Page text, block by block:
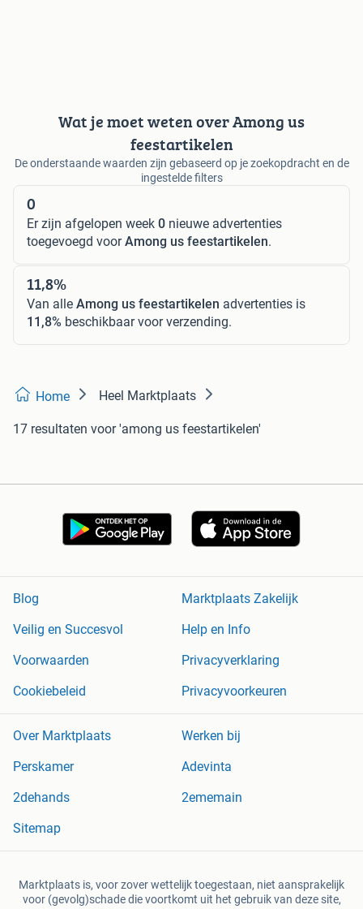
Wat je moet weten over Among us
feestartikelen
De onderstaande waarden zijn gebaseerd op je zoekopdracht en de
ingestelde filters
0
Er zijn afgelopen week 0 nieuwe advertenties
toegevoegd voorAmong us feestartikelen.
11,8%
Van alle Among us feestartikelen advertenties is
11,8% beschikbaar voor verzending.
Home Heel Marktplaats
17 resultaten voor 'among us feestartikelen'
Blog
Marktplaats Zakelijk
Veilig en Succesvol
Help en Info
Voorwaarden
Privacyverklaring
Cookiebeleid
Privacyvoorkeuren
Over Marktplaats
Werken bij
Perskamer
Adevinta
2dehands
2ememain
Sitemap
Marktplaats is, voor zover wettelijk toegestaan, niet aansprakelijk
voor (gevolg)schade die voortkomt uit het gebruik van deze site,